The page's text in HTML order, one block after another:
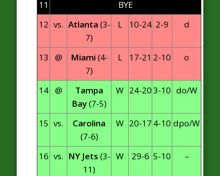
11
BYE
12 vs. Atlanta (3-
7)
L 10-24 2-9 d
13 @ Miami (4-
7)
L 17-21 2-10 o
14 @
Tampa
Bay(7-5)
W 24-203-10 do/W
15 vs.
Carolina
(7-6)
W 20-17 4-10 dpo/W
16 vs. NY Jets (3-
11)
W 29-6 5-10 –